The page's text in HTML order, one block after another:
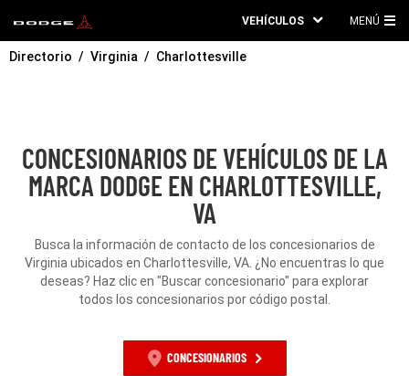
VEHÍCULOS MENÚ
Directorio Virginia Charlottesville
CONCESIONARIOS DE VEHÍCULOS DE LA
MARCA DODGE EN CHARLOTTESVILLE,
VA
Busca la información de contacto de los concesionarios de
Virginia ubicados en Charlottesville, VA. ¿No encuentras lo que
deseas? Haz clic en "Buscar concesionario" para explorar
todos los concesionarios por código postal.
CONCESIONARIOS